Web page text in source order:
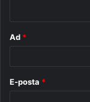
Ad *
E-posta *